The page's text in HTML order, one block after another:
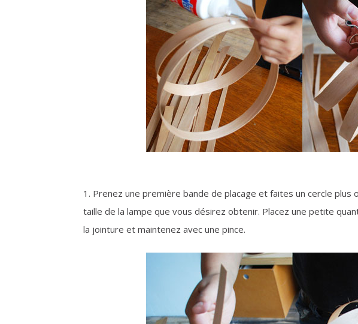
1. Prenez une première bande de placage et faites un cercle plus
taille de la lampe que vous désirez obtenir. Placez une petite
la jointure et maintenez avec une pince.